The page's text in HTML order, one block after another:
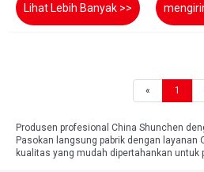
Lihat Lebih Banyak >>
« 1
Produsen profesional China Shunchen
Pasokan langsung pabrik dengan layanan
kualitas yang mudah dipertahankan untuk